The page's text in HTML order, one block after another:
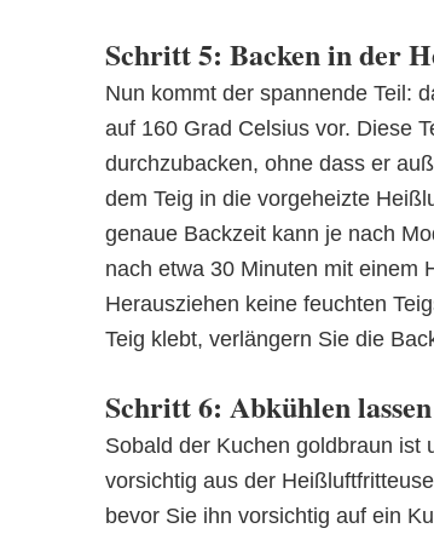
Schritt 5: Backen in der
Nun kommt der spannende Teil:
auf 160 Grad Celsius vor. Diese
durchzubacken, ohne dass er
dem Teig in die vorgeheizte
genaue Backzeit kann je nach
nach etwa 30 Minuten mit einem
Herausziehen keine feuchten
Teig klebt, verlängern Sie die
Schritt 6: Abkühlen
Sobald der Kuchen goldbraun ist
vorsichtig aus der
bevor Sie ihn vorsichtig auf ein